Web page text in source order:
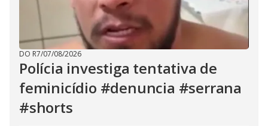
DO R7/07/08/2026
Polícia investiga tentativa de
feminicídio #denuncia #serrana
#shorts